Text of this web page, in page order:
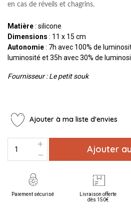
en cas de réveils et chagrins.
Matière: silicone
Dimensions : 11 x 15 cm
Autonomie: 7h avec 100% de
luminosité et 35h avec 30% de
Fournisseur : Le petit souk
Ajouter à ma liste d'envies
Ajouter
Paiement sécurisé
Livraison offerte
dès 150€